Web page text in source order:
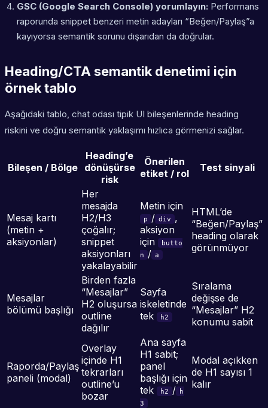
GSC (Google Search Console) yorumlayın: Performans
raporunda snippet benzeri metin adayları “Beğen/Paylaş”a
kayıyorsa semantik sorunu dışarıdan da doğrular.
Heading/CTA semantik denetimi için
örnek tablo
Aşağıdaki tablo, chat odası tipik UI bileşenlerinde heading
riskini ve doğru semantik yaklaşımı hızlıca görmenizi sağlar.
Bileşen / Bölge
Heading’e
dönüşürse
risk
Önerilen
etiket / rol
Test sinyali
Mesaj kartı
(metin +
aksiyonlar)
Her
mesajda
H2/H3
çoğalır;
snippet
aksiyonları
yakalayabilir
Metin için
p / div
,
aksiyon
için
butto
n
/ a
HTML’de
“Beğen/Paylaş”
heading olarak
görünmüyor
Mesajlar
bölümü başlığı
Birden fazla
“Mesajlar”
H2 oluşursa
outline
dağılır
Sayfa
iskeletinde
tek
h2
Sıralama
değişse de
“Mesajlar” H2
konumu sabit
Raporda/Paylaş
paneli (modal)
Overlay
içinde H1
tekrarları
outline’u
bozar
Ana sayfa
H1 sabit;
panel
başlığı için
tek
h2 /
h
3
Modal açıkken
de H1 sayısı 1
kalır